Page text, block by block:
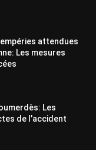
attendues
Les mesures
Les
de l’accident